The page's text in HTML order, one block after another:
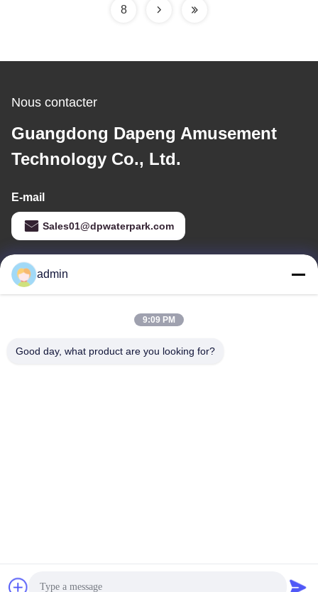
8
Nous contacter
Guangdong Dapeng Amusement
Technology Co., Ltd.
E-mail
Sales01@dpwaterpark.com
Notre adresse
Adresse : Pièce 32, route de no. 51 Fansheng, ville de Dagang,
admin
9:09 PM
Good day, what product are you looking for?